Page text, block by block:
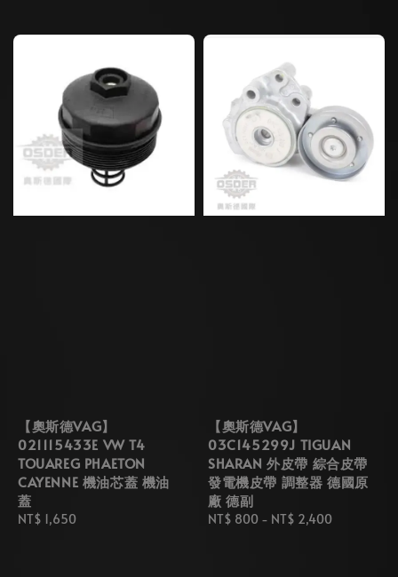
【奧斯德VAG】
021115433E VW T4
TOUAREG PHAETON
CAYENNE 機油芯蓋 機油
蓋
Regular
NT$ 1,650
【奧斯德VAG】
03C145299J TIGUAN
SHARAN 外皮帶 綜合皮帶
發電機皮帶 調整器 德國原
廠 德副
Regular
NT$ 800 - NT$ 2,400